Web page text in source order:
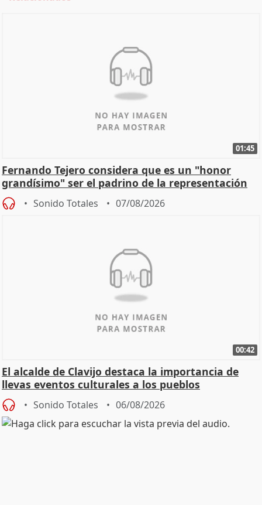
01:45
Fernando Tejero considera que es un "honor
grandísimo" ser el padrino de la representación
Sonido Totales 07/08/2026
00:42
El alcalde de Clavijo destaca la importancia de
llevas eventos culturales a los pueblos
Sonido Totales 06/08/2026